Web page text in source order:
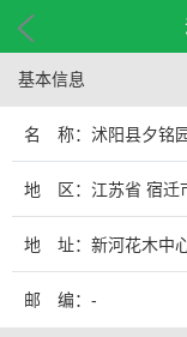
基本信息
名 称：沭阳县夕铭
地 区：江苏省 宿迁
地 址：新河花木中
邮 编：-